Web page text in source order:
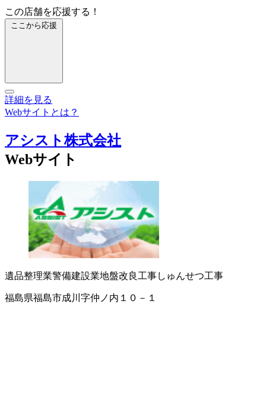
この店舗を応援する！
ここから応援
詳細を見る
Webサイトとは？
アシスト株式会社
Webサイト
遺品整理業警備建設業地盤改良工事しゅんせつ工事
福島県福島市成川字仲ノ内１０－１